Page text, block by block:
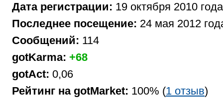
Дата регистрации: 19 октября 2010 года
Последнее посещение: 24 мая 2012
Сообщений: 114
gotKarma: +68
gotAct: 0,06
Рейтинг на gotMarket: 100% (1 отзыв)